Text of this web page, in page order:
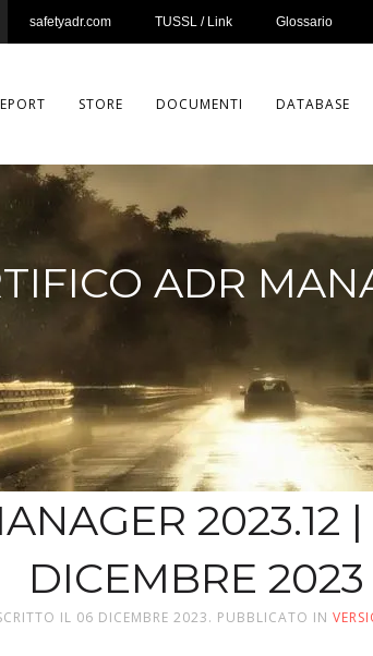
safetyadr.com TUSSL / Link Glossario
STORE DOCUMENTI DATABASE
ADR
2023.12
DICEMBRE 2023
IL 06 DICEMBRE 2023. PUBBLICATO IN